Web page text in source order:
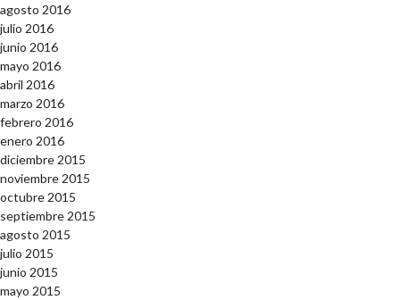
agosto 2016
julio 2016
junio 2016
mayo 2016
abril 2016
marzo 2016
febrero 2016
enero 2016
diciembre 2015
noviembre 2015
octubre 2015
septiembre 2015
agosto 2015
julio 2015
junio 2015
mayo 2015